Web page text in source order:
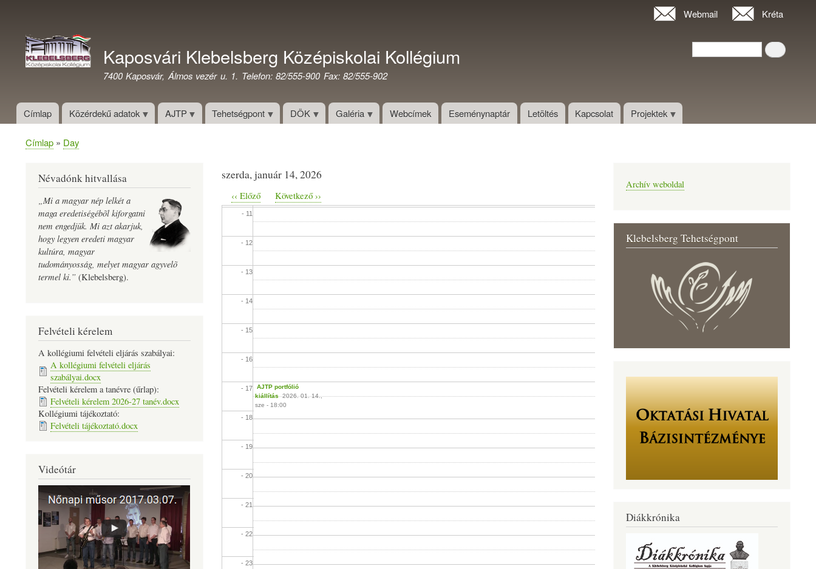
fiók
menüje
Webmail Kréta
Keresés
Kaposvári Klebelsberg Középiskolai Kollégium
7400 Kaposvár, Álmos vezér u. 1. Telefon: 82/555-900 Fax: 82/555-902
Címlap Közérdekű adatok AJTP Tehetségpont DÖK Galéria Webcímek Eseménynaptár Letöltés Kapcsolat Projektek
Morzsa
Címlap Day
szerda, január 14, 2026
Oldalszámozás
‹‹ Előző Következő ››
- 08
- 11
- 12
- 13
- 14
- 15
- 16
- 17
- 18
- 19
- 20
- 21
- 22
- 23
AJTP portfólió
kiállítás
2026. 01. 14.,
sze - 18:00
Névadónk hitvallása
„Mi a magyar nép lelkét a
maga eredetiségébõl kiforgatni
nem engedjük. Mi azt akarjuk,
hogy legyen eredeti magyar
kultúra, magyar
tudományosság, melyet magyar agyvelõ
termel ki.” (Klebelsberg).
Felvételi kérelem
A kollégiumi felvételi eljárás szabályai:
A kollégiumi felvételi eljárás
szabályai.docx
Felvételi kérelem a tanévre (űrlap):
Felvételi kérelem 2026-27 tanév.docx
Kollégiumi tájékoztató:
Felvételi tájékoztató.docx
Videótár
Archív weboldal
Klebelsberg Tehetségpont
Diákkrónika